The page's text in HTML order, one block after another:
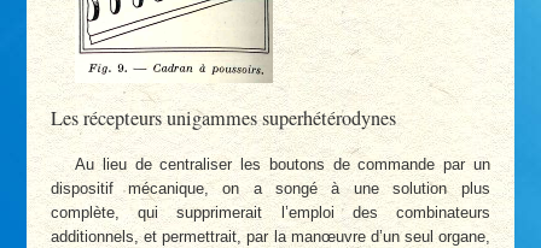
Les récepteurs unigammes superhétérodynes
Au lieu de centraliser les boutons de commande par un
dispositif mécanique, on a songé à une solution plus
complète, qui supprimerait l’emploi des combinateurs
additionnels, et permettrait, par la manœuvre d’un seul organe,